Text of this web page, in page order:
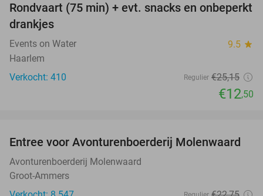
50%
Rondvaart (75 min) + evt. snacks en onbeperkt
drankjes
Events on Water 9.5 star
Haarlem
Verkocht: 410
Regulier €25,15
€12,50
27%
Entree voor Avonturenboerderij Molenwaard
Avonturenboerderij Molenwaard
Groot-Ammers